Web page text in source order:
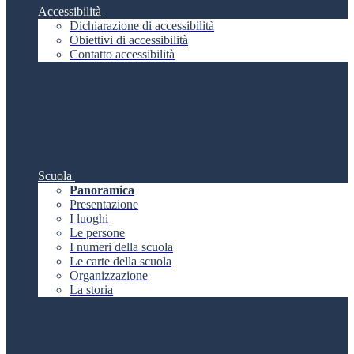
Accessibilità
Dichiarazione di accessibilità
Obiettivi di accessibilità
Contatto accessibilità
Scuola
Panoramica
Presentazione
I luoghi
Le persone
I numeri della scuola
Le carte della scuola
Organizzazione
La storia